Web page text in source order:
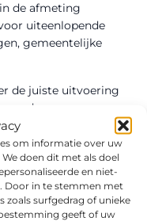
om informatie over uw
doen dit met als doel
en niet-
Door in te stemmen met
zoals surfgedrag of unieke
geeft of uw
de afmeting
uiteenlopende
gemeentelijke
de juiste uitvoering